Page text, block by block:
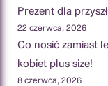
Prezent dla
22 czerwca, 2026
Co nosić zamiast
kobiet plus size!
8 czerwca, 2026